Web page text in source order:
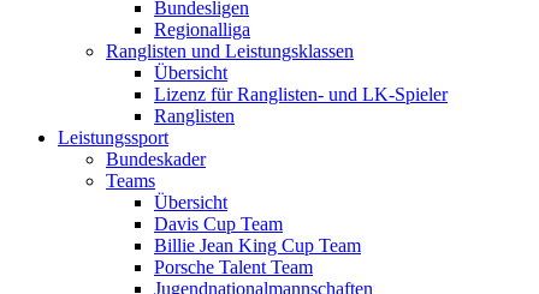
Bundesligen
Regionalliga
Ranglisten und Leistungsklassen
Übersicht
Lizenz für Ranglisten- und LK-Spieler
Ranglisten
Leistungssport
Bundeskader
Teams
Übersicht
Davis Cup Team
Billie Jean King Cup Team
Porsche Talent Team
Jugendnationalmannschaften